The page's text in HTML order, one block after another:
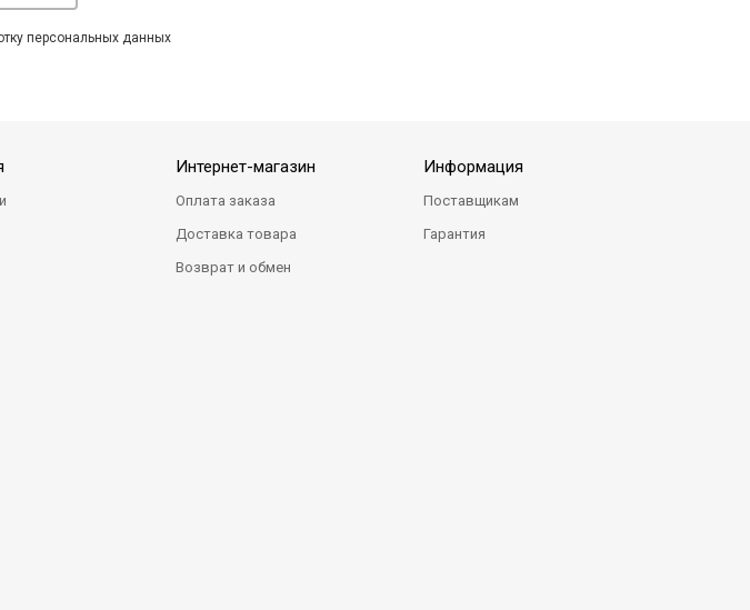
персональных данных
Интернет-магазин
Оплата заказа
Доставка товара
Возврат и обмен
Информация
Поставщикам
Гарантия